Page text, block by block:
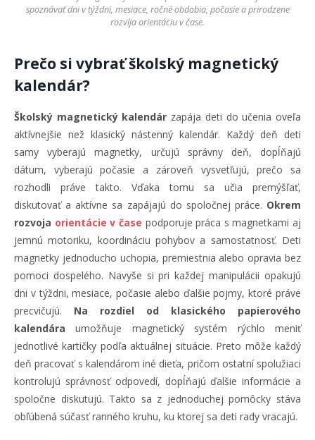
spoznávať dni v týždni, mesiace, ročné obdobia, počasie a prirodzene
rozvíja orientáciu v čase.
Prečo si vybrať školský magnetický
kalendár?
Školský magnetický kalendár zapája deti do učenia oveľa
aktívnejšie než klasický nástenný kalendár. Každý deň deti
samy vyberajú magnetky, určujú správny deň, dopĺňajú
dátum, vyberajú počasie a zároveň vysvetľujú, prečo sa
rozhodli práve takto. Vďaka tomu sa učia premýšľať,
diskutovať a aktívne sa zapájajú do spoločnej práce. Okrem
rozvoja orientácie v čase podporuje práca s magnetkami aj
jemnú motoriku, koordináciu pohybov a samostatnosť. Deti
magnetky jednoducho uchopia, premiestnia alebo opravia bez
pomoci dospelého. Navyše si pri každej manipulácii opakujú
dni v týždni, mesiace, počasie alebo ďalšie pojmy, ktoré práve
precvičujú. Na rozdiel od klasického papierového
kalendára umožňuje magnetický systém rýchlo meniť
jednotlivé kartičky podľa aktuálnej situácie. Preto môže každý
deň pracovať s kalendárom iné dieťa, pričom ostatní spolužiaci
kontrolujú správnosť odpovedí, dopĺňajú ďalšie informácie a
spoločne diskutujú. Takto sa z jednoduchej pomôcky stáva
obľúbená súčasť ranného kruhu, ku ktorej sa deti rady vracajú.